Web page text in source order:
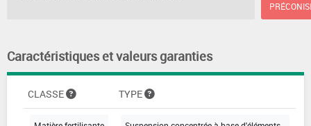
Caractéristiques et valeurs garanties
CLASSE TYPE